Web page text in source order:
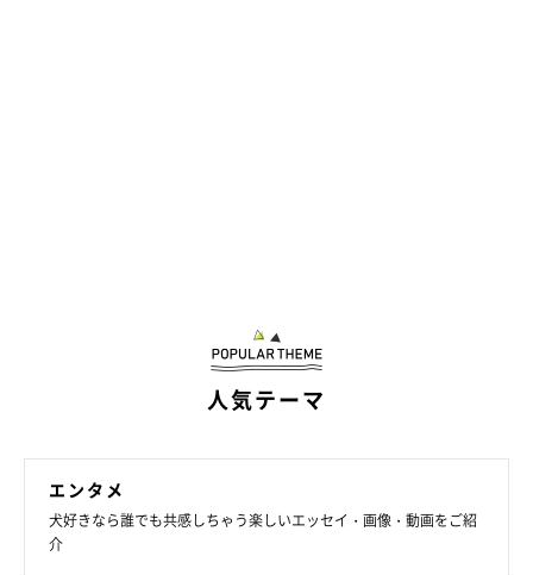
人気テーマ
エンタメ
犬好きなら誰でも共感しちゃう楽しいエッセイ・画像・動画をご紹
介